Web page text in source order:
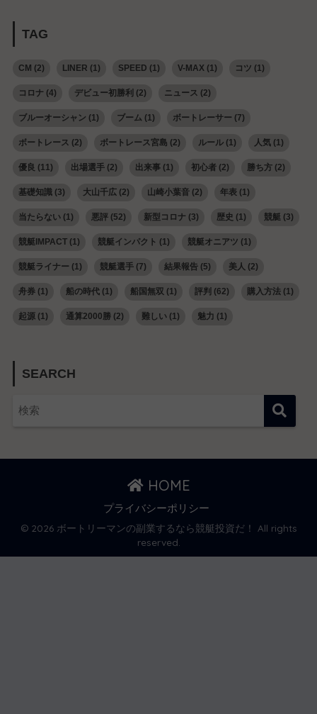
TAG
CM (2) LINER (1) SPEED (1) V-MAX(1) コツ (1)
コロナ(4) デビュー初勝利 (2) ニュース (2)
ブルーオーシャン (1) ブーム(1) ボートレーサー (7)
ボートレース (2) ボートレース宮島 (2) ルール(1) 人気(1)
優良 (11) 出場選手(2) 出来事(1) 初心者(2) 勝ち方(2)
基礎知識(3) 大山千広(2) 山崎小葉音(2) 年表(1)
当たらない(1) 悪評(52) 新型コロナ(3) 歴史 (1) 競艇 (3)
競艇IMPACT(1) 競艇インパクト (1) 競艇オニアツ (1)
競艇ライナー (1) 競艇選手(7) 結果報告(5) 美人 (2)
舟券(1) 船の時代(1) 船国無双 (1) 評判 (62) 購入方法(1)
起源(1) 通算2000勝(2) 難しい(1) 魅力 (1)
SEARCH
HOME
プライバシーポリシー
© 2026 ボートリーマンの副業するなら競艇投資だ！ All rights
reserved.